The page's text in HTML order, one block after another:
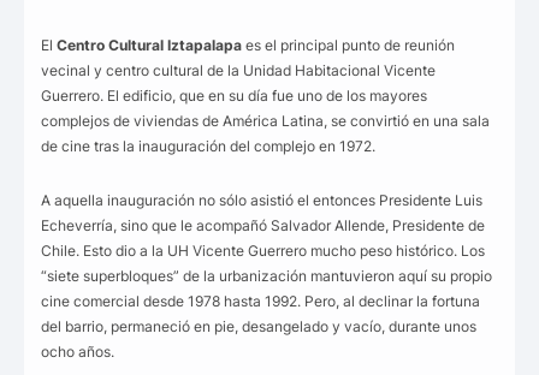
El Centro Cultural Iztapalapa es el principal punto de reunión
vecinal y centro cultural de la Unidad Habitacional Vicente
Guerrero. El edificio, que en su día fue uno de los mayores
complejos de viviendas de América Latina, se convirtió en una sala
de cine tras la inauguración del complejo en 1972.
A aquella inauguración no sólo asistió el entonces Presidente Luis
Echeverría, sino que le acompañó Salvador Allende, Presidente de
Chile. Esto dio a la UH Vicente Guerrero mucho peso histórico. Los
“siete superbloques” de la urbanización mantuvieron aquí su propio
cine comercial desde 1978 hasta 1992. Pero, al declinar la fortuna
del barrio, permaneció en pie, desangelado y vacío, durante unos
ocho años.